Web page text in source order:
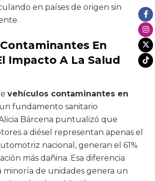
en países de origen sin
En
Impacto A La Salud
vehículos contaminantes en
fundamento sanitario
Bárcena puntualizó que
a diésel representan apenas el
nacional, generan el 61%
más dañina. Esa diferencia
minoría de unidades genera un